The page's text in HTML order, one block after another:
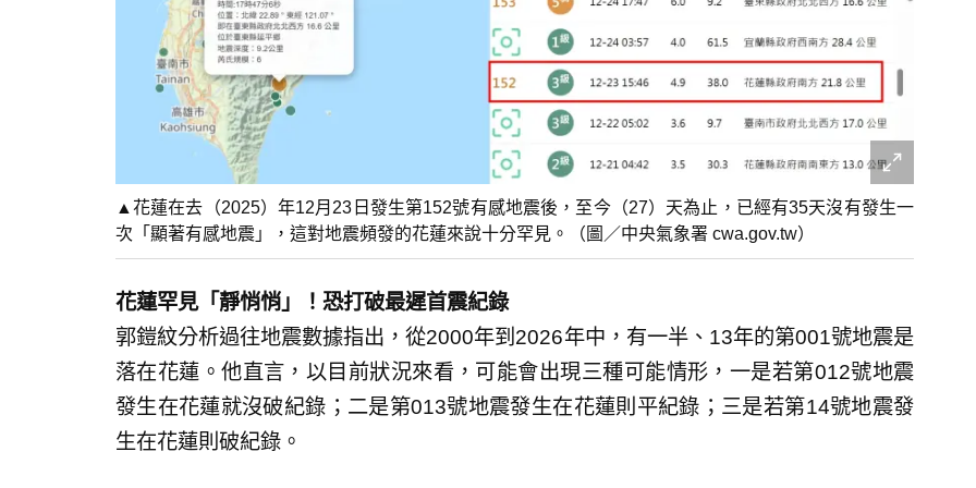
▲花蓮在去（2025）年12月23日發生第152號有感地震後，至今（27）天為止，已經有35天沒有發生一
次「顯著有感地震」，這對地震頻發的花蓮來說十分罕見。（圖／中央氣象署 cwa.gov.tw）
花蓮罕見「靜悄悄」！恐打破最遲首震紀錄
郭鎧紋分析過往地震數據指出，從2000年到2026年中，有一半、13年的第001號地震是
落在花蓮。他直言，以目前狀況來看，可能會出現三種可能情形，一是若第012號地震
發生在花蓮就沒破紀錄；二是第013號地震發生在花蓮則平紀錄；三是若第14號地震發
生在花蓮則破紀錄。